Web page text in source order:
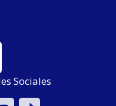
Sociales